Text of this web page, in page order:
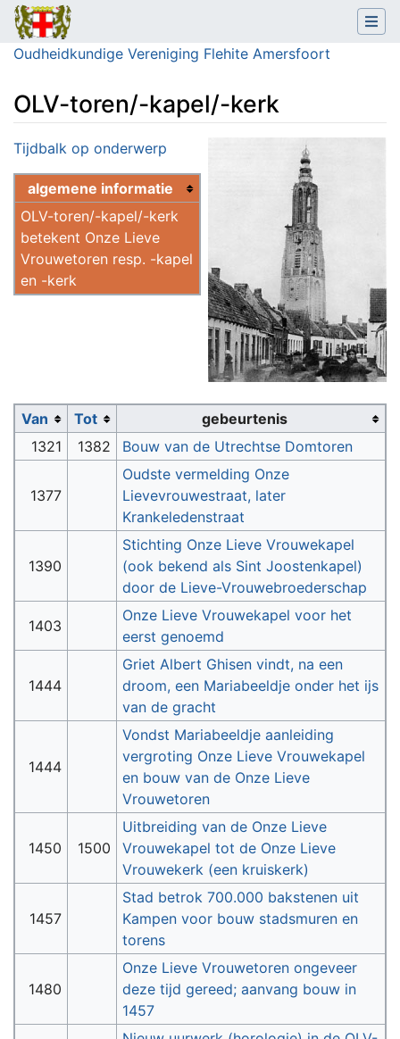
Oudheidkundige Vereniging Flehite Amersfoort
OLV-toren/-kapel/-kerk
Ga naar: navigatie,zoeken
Tijdbalk op onderwerp
algemene informatie
OLV-toren/-kapel/-kerk
betekent Onze Lieve
Vrouwetoren resp. -kapel
en -kerk
Van Tot
gebeurtenis
1321
1382 Bouw van de Utrechtse Domtoren
1377
Oudste vermelding Onze
Lievevrouwestraat, later
Krankeledenstraat
1390
Stichting Onze Lieve Vrouwekapel
(ook bekend als Sint Joostenkapel)
door de Lieve-Vrouwebroederschap
1403
Onze Lieve Vrouwekapel voor het
eerst genoemd
1444
Griet Albert Ghisen vindt, na een
droom, een Mariabeeldje onder het ijs
van de gracht
1444
Vondst Mariabeeldje aanleiding
vergroting Onze Lieve Vrouwekapel
en bouw van de Onze Lieve
Vrouwetoren
1450 1500
Uitbreiding van de Onze Lieve
Vrouwekapel tot de Onze Lieve
Vrouwekerk (een kruiskerk)
1457
Stad betrok 700.000 bakstenen uit
Kampen voor bouw stadsmuren en
torens
1480
Onze Lieve Vrouwetoren ongeveer
deze tijd gereed; aanvang bouw in
1457